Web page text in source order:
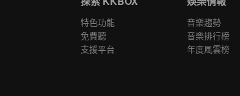
特色功能
免費聽
支援平台
音樂趨勢
音樂排行榜
年度風雲榜